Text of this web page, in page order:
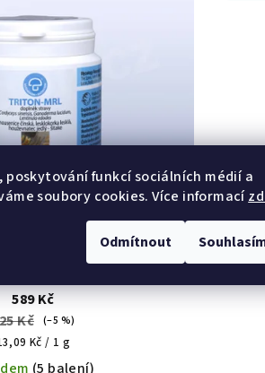
poskytování funkcí sociálních médií a
soubory cookies. Více informací
Odmítnout
tablety 90 tbl.
589 Kč
Kč (–5 %)
Kč / 1 g
(5 balení)
KÓD:417